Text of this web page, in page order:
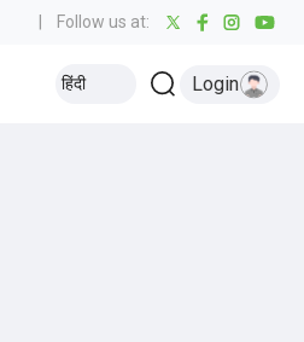
Follow us at:
हिंदी Login